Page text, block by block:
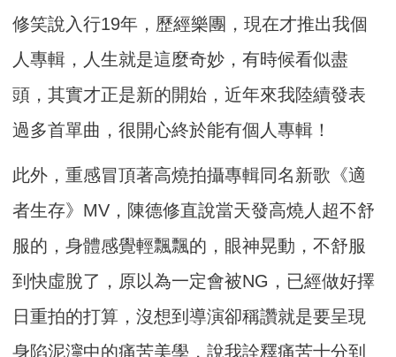
修笑說入行19年，歷經樂團，現在才推出我個
人專輯，人生就是這麼奇妙，有時候看似盡
頭，其實才正是新的開始，近年來我陸續發表
過多首單曲，很開心終於能有個人專輯！
此外，重感冒頂著高燒拍攝專輯同名新歌《適
者生存》MV，陳德修直說當天發高燒人超不舒
服的，身體感覺輕飄飄的，眼神晃動，不舒服
到快虛脫了，原以為一定會被NG，已經做好擇
日重拍的打算，沒想到導演卻稱讚就是要呈現
身陷泥濘中的痛苦美學，說我詮釋痛苦十分到